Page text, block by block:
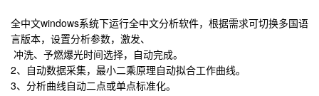
全中文windows系统下运行全中文分析软件，根据需求可切换多国语
言版本，设置分析参数，激发、
冲洗、予燃爆光时间选择，自动完成。
2、自动数据采集，最小二乘原理自动拟合工作曲线。
3、分析曲线自动二点或单点标准化。